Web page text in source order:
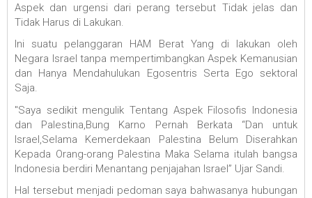
Aspek dan urgensi dari perang tersebut Tidak jelas dan
Tidak Harus di Lakukan.
Ini suatu pelanggaran HAM Berat Yang di lakukan oleh
Negara Israel tanpa mempertimbangkan Aspek Kemanusian
dan Hanya Mendahulukan Egosentris Serta Ego sektoral
Saja.
"Saya sedikit mengulik Tentang Aspek Filosofis Indonesia
dan Palestina,Bung Karno Pernah Berkata “Dan untuk
Israel,Selama Kemerdekaan Palestina Belum Diserahkan
Kepada Orang-orang Palestina Maka Selama itulah bangsa
Indonesia berdiri Menantang penjajahan Israel” Ujar Sandi.
Hal tersebut menjadi pedoman saya bahwasanya hubungan